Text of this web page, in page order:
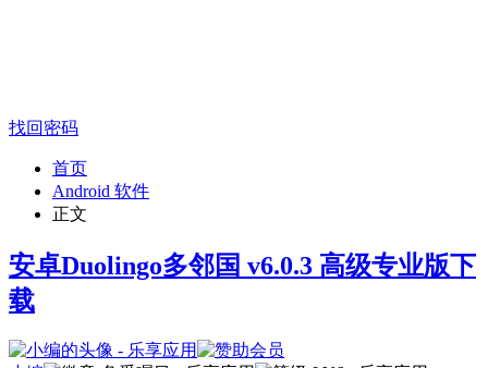
找回密码
首页
Android 软件
正文
安卓Duolingo多邻国 v6.0.3 高级专业版下
载